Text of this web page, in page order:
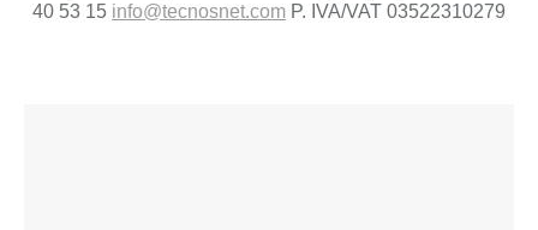
40 53 15 info@tecnosnet.com P. IVA/VAT 03522310279